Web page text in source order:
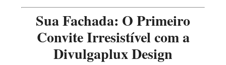
Sua Fachada: O Primeiro
Convite Irresistível com a
Divulgaplux Design